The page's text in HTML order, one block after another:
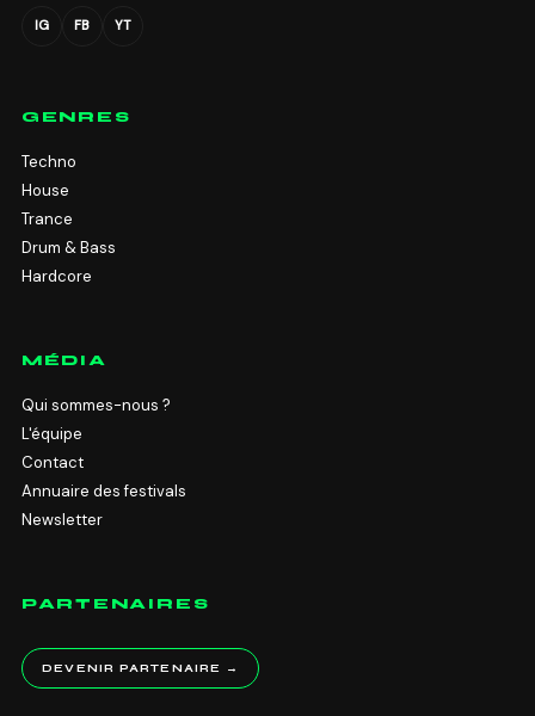
IG FB YT
GENRES
Techno
House
Trance
Drum & Bass
Hardcore
MÉDIA
Qui sommes-nous ?
L'équipe
Contact
Annuaire des festivals
Newsletter
PARTENAIRES
DEVENIR PARTENAIRE →